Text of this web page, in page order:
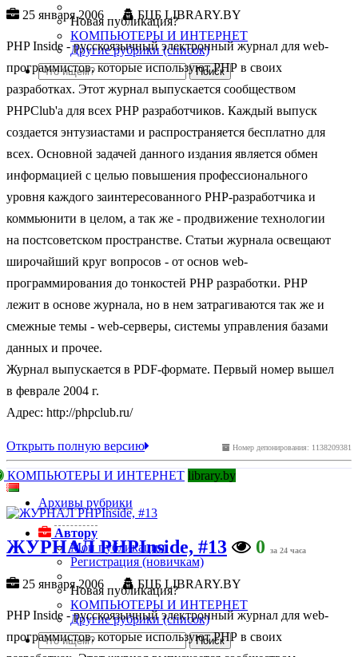
Новая публикация?
КОМПЬЮТЕРЫ И ИНТЕРНЕТ
Другие рубрики (список)
25 января 2006 БЦБ LIBRARY.BY
PHP Inside - русскоязычный электронный журнал для web-
программистов, которые используют РНР в своих
разработках. Этот журнал выпускается сообществом
PHPClub'а для всех РНР разработчиков. Каждый выпуск
создается энтузиастами и распространяется бесплатно для
всех. Основной задачей данного издания является обмен
информацией с целью повышения профессионального
уровня каждого заинтересованного РНР-разработчика и
коммьюнити в целом, а так же - продвижение технологии
на постсоветском пространстве. Статьи журнала освещают
широчайший круг вопросов - от основ web-
программирования до тонкостей РНР разработки. РНР
лежит в основе журнала, но в нем затрагиваются так же и
смежные темы - web-серверы, системы управления базами
данных и прочее.
Журнал выпускается в PDF-формате. Первый номер вышел
в феврале 2004 г.
Адрес: http://phpclub.ru/
Номер депонирования: 1138209381
Открыть полную версию
КОМПЬЮТЕРЫ И ИНТЕРНЕТ library.by
Архивы рубрики
Автору
Мои публикации
Регистрация (новичкам)
Новая публикация?
КОМПЬЮТЕРЫ И ИНТЕРНЕТ
Другие рубрики (список)
ЖУРНАЛ PHPInside, #13 0 за 24 часа
25 января 2006 БЦБ LIBRARY.BY
PHP Inside - русскоязычный электронный журнал для web-
программистов, которые используют РНР в своих